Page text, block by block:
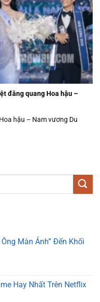
đăng quang Hoa hậu –
hậu – Nam vương Du
Màn Ảnh” Đến Khối
Hay Nhất Trên Netflix